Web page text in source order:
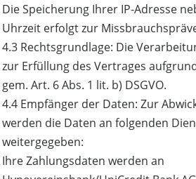
Die Speicherung Ihrer IP-Adresse
Uhrzeit erfolgt zur
4.3 Rechtsgrundlage: Die
zur Erfüllung des Vertrages
gem. Art. 6 Abs. 1 lit. b) DSGVO.
4.4 Empfänger der Daten: Zur
werden die Daten an folgenden
weitergegeben:
Ihre Zahlungsdaten werden an